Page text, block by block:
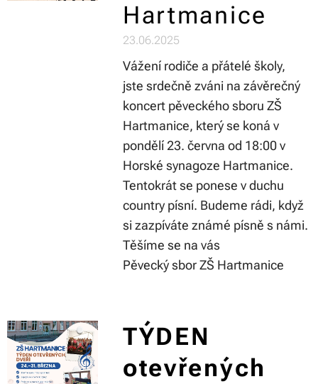
Hartmanice
23.06.2025
Vážení rodiče a přátelé školy,
jste srdečně zváni na závěrečný
koncert pěveckého sboru ZŠ
Hartmanice, který se koná v
pondělí 23. června od 18:00 v
Horské synagoze Hartmanice.
Tentokrát se ponese v duchu
country písní. Budeme rádi, když
si zazpíváte známé písně s námi.
Těšíme se na vás
Pěvecký sbor ZŠ Hartmanice
TÝDEN
otevřených